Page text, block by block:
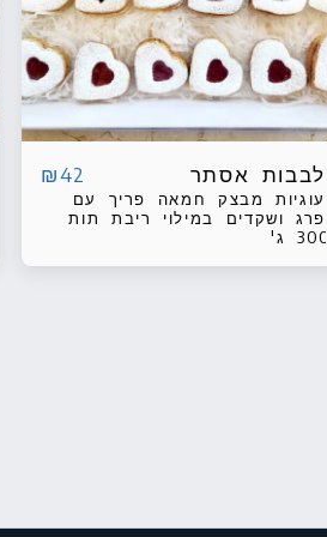
לבבות אסתר ₪42
עוגיות מבצק חמאה פריך עם
פרג ושקדים במילוי ריבת תות
300 ג'